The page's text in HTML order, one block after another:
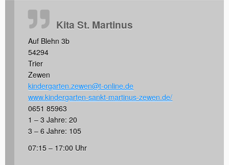
Kita St. Martinus
Auf Blehn 3b
54294
Trier
Zewen
kindergarten.zewen@t-online.de
www.kindergarten-sankt-martinus-zewen.de/
0651 85963
1 – 3 Jahre: 20
3 – 6 Jahre: 105
07:15 – 17:00 Uhr